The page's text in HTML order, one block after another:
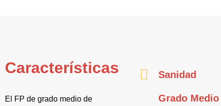
Características
El FP de grado medio de
Sanidad
Grado Medio